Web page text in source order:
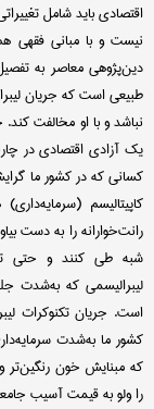
اقتصادی باید شامل
نیست و با مبانی فقهی
دین‌پژوهی معاصر به
طبیعی است که جریان
نباشد و با او مخالفت
یک آزادی اقتصادی در
کسانی که در کشور ما
کاپیتالیسم
رانت‌خوارانه را به دست
شبه طی کنند و حتی
لیبرالیسمی که به‌شدت
است. جریان تکنوکرات
کشور ما به‌شدت
که مبنایش خون
را ولو به قیمت آسیب